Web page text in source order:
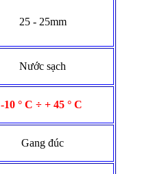
25 - 25mm
Nước sạch
-10 ° C ÷ + 45 ° C
Gang đúc